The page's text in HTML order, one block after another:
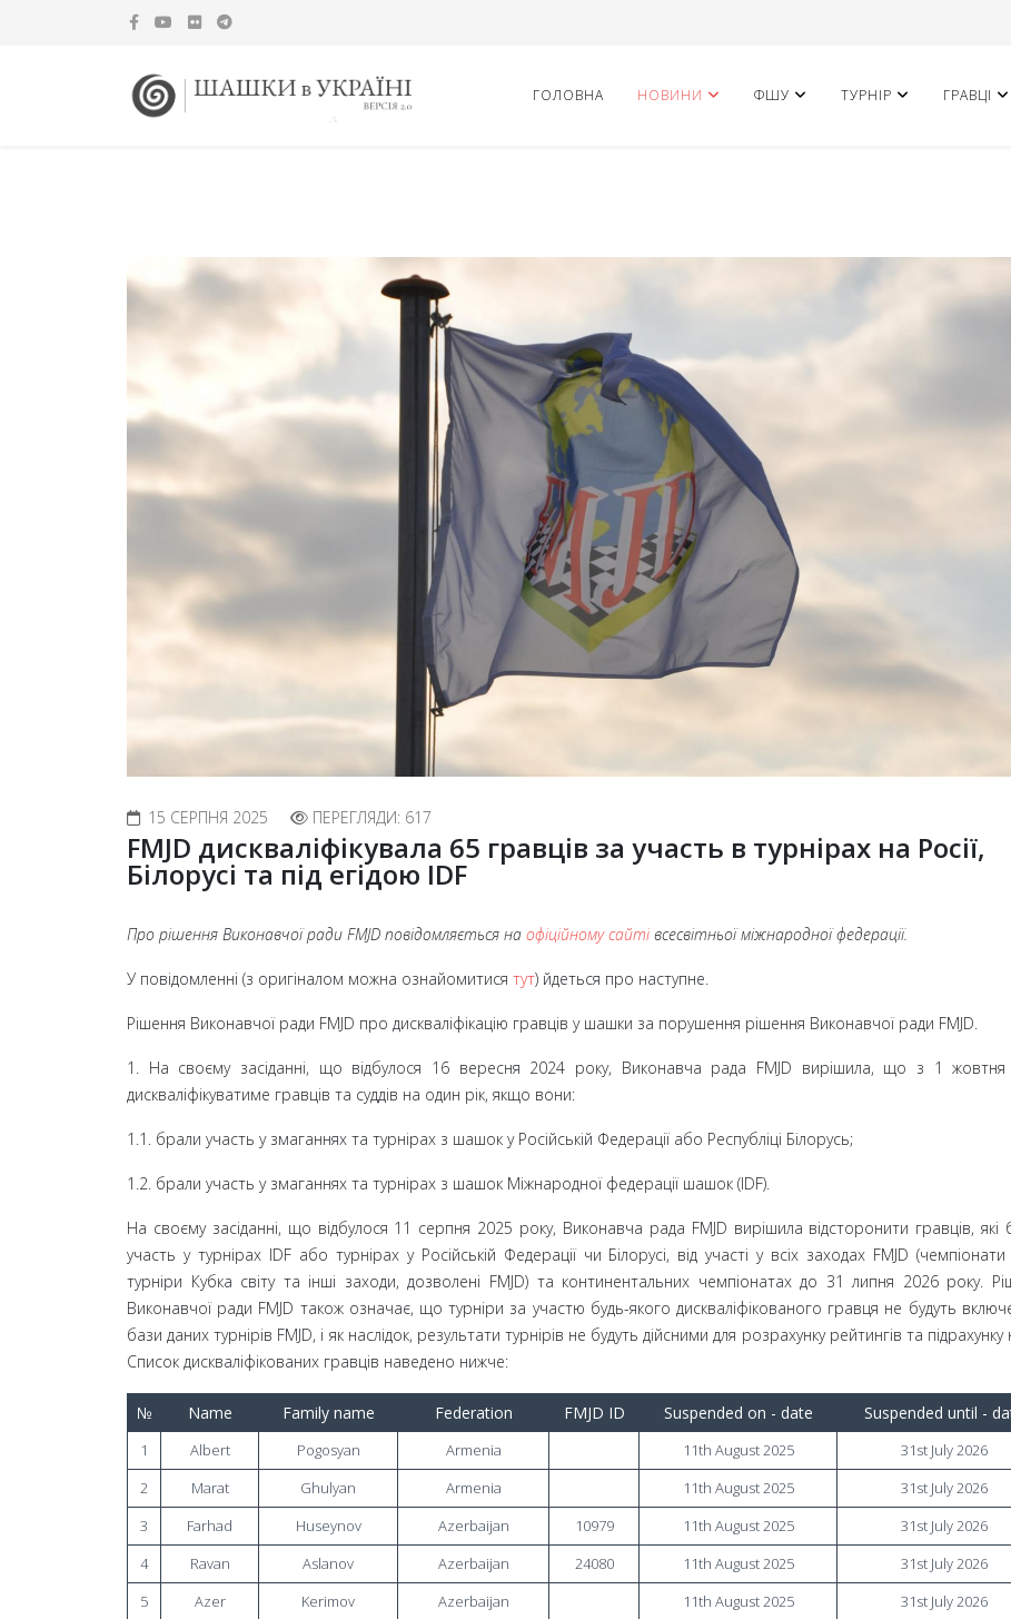
ГОЛОВНА НОВИНИ ФШУ ТУРНІР ГРАВЦІ
15 СЕРПНЯ 2025 ПЕРЕГЛЯДИ: 617
FMJD дискваліфікувала 65 гравців за участь в турнірах на Росії,
Білорусі та під егідою IDF
Про рішення Виконавчої ради FMJD повідомляється на офіційному сайтівсесвітньої міжнародної федерації.
У повідомленні (з оригіналом можна ознайомитися тут) йдеться про наступне.
Рішення Виконавчої ради FMJD про дискваліфікацію гравців у шашки за порушення рішення Виконавчої ради FMJD.
1. На своєму засіданні, що відбулося 16 вересня 2024 року, Виконавча рада FMJD вирішила, що з 1 жовтня
дискваліфікуватиме гравців та суддів на один рік, якщо вони:
1.1. брали участь у змаганнях та турнірах з шашок у Російській Федерації або Республіці Білорусь;
1.2. брали участь у змаганнях та турнірах з шашок Міжнародної федерації шашок (IDF).
На своєму засіданні, що відбулося 11 серпня 2025 року, Виконавча рада FMJD вирішила відсторонити гравців, які
участь у турнірах IDF або турнірах у Російській Федерації чи Білорусі, від участі у всіх заходах FMJD (чемпіонати
турніри Кубка світу та інші заходи, дозволені FMJD) та континентальних чемпіонатах до 31 липня 2026 року.
Виконавчої ради FMJD також означає, що турніри за участю будь-якого дискваліфікованого гравця не будуть
бази даних турнірів FMJD, і як наслідок, результати турнірів не будуть дійсними для розрахунку рейтингів та
Список дискваліфікованих гравців наведено нижче:
№ Name Family name Federation FMJD ID Suspended on - date Suspended until -
1 Albert Pogosyan Armenia 11th August 2025
31st July 2026
2
Marat Ghulyan Armenia 11th August 2025
31st July 2026
3
Farhad Huseynov Azerbaijan 10979 11th August 2025
31st July 2026
4
Ravan Aslanov Azerbaijan 24080 11th August 2025
31st July 2026
5
Azer Kerimov Azerbaijan 11th August 2025
31st July 2026